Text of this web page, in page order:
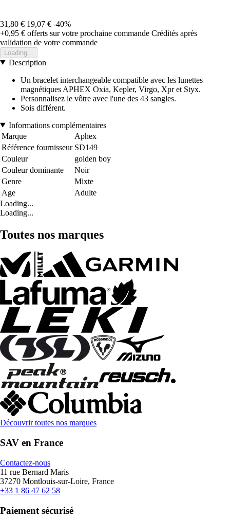
31,80 € 19,07 € -40%
+0,95 € offerts sur votre prochaine commande Crédités après
validation de votre commande
Loading...
Description
Un bracelet interchangeable compatible avec les lunettes
magnétiques APHEX Oxia, Kepler, Virgo, Xpr et Styx.
Personnalisez le vôtre avec l'une des 43 sangles.
Sois différent.
Informations complémentaires
Marque
Aphex
Référence fournisseur SD149
Couleur
golden boy
Couleur dominante
Noir
Genre
Mixte
Age
Adulte
Loading...
Loading...
Toutes nos marques
Découvrir toutes nos marques
SAV en France
Contactez-nous
11 rue Bernard Maris
37270 Montlouis-sur-Loire, France
+33 1 86 47 62 58
Paiement sécurisé